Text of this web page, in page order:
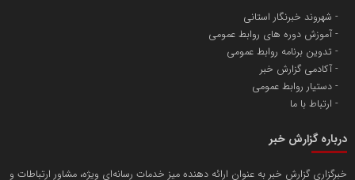
پایگاه اطلاع رسانی اعتلای نهادهای مردمی
مسعودصادقی
شهروند خبرنگار استانی
آموزش دوره های روابط عمومی
تدوین برنامه روابط عمومی
آکادمی گزارش خبر
دستیار روابط عمومی
ارتباط با ما
درباره گزارش خبر
خبرگزاری گزارش خبر به عنوان ارائه دهنده میز خدمات رسانه‌ای ویژه، مشاور ارتباطات و